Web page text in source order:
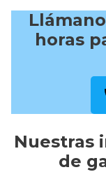
horas
Nuestras
de